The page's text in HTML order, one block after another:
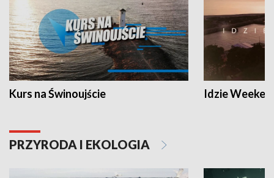
Kurs na Świnoujście Idzie
PRZYRODA I EKOLOGIA